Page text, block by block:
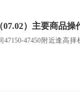
07.02）主要商品操
47150-47450附近逢高